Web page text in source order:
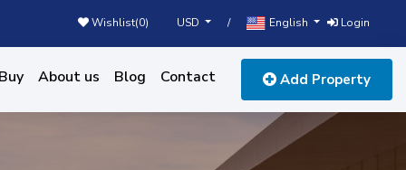
Wishlist(0) USD / English Login
Buy About us Blog Contact Add Property